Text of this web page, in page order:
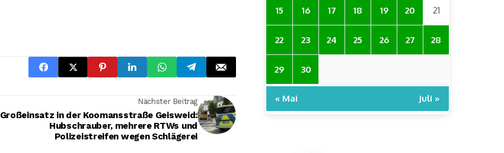
Nächster Beitrag
Großeinsatz in der Koomansstraße Geisweid:
Hubschrauber, mehrere RTWs und
Polizeistreifen wegen Schlägerei
15 16 17 18 19 20 21
22 23 24 25 26 27 28
29 30
« Mai Juli »